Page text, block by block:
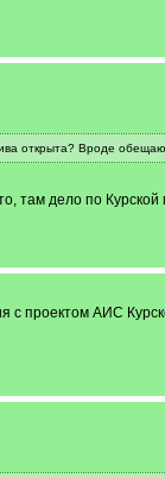
открыта? Вроде
там дело по Курской
с проектом АИС